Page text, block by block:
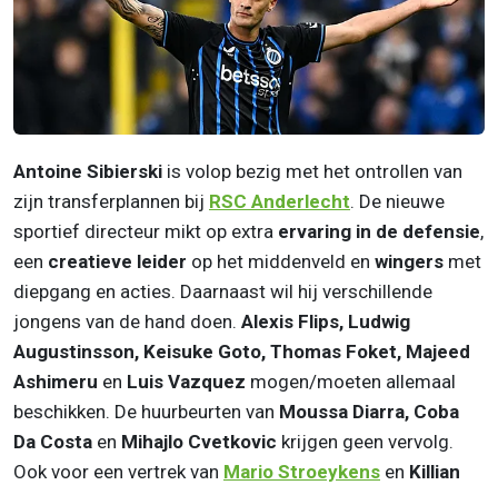
Antoine Sibierski is volop bezig met het ontrollen van
zijn transferplannen bij RSC Anderlecht. De nieuwe
sportief directeur mikt op extra ervaring in de defensie,
een creatieve leider op het middenveld en wingers met
diepgang en acties. Daarnaast wil hij verschillende
jongens van de hand doen. Alexis Flips, Ludwig
Augustinsson, Keisuke Goto, Thomas Foket, Majeed
Ashimeru en Luis Vazquez mogen/moeten allemaal
beschikken. De huurbeurten van Moussa Diarra, Coba
Da Costa en Mihajlo Cvetkovic krijgen geen vervolg.
Ook voor een vertrek van Mario Stroeykens en Killian